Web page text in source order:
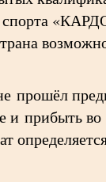
прошёл
и прибыть